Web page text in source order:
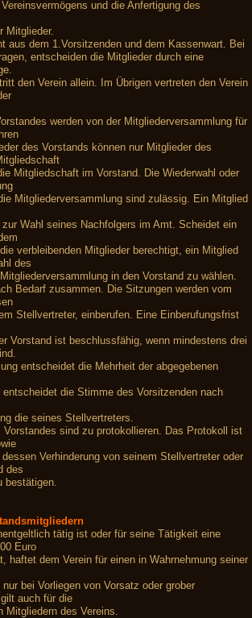
und die Anfertigung des
Mitglieder.
aus dem 1.Vorsitzenden und dem Kassenwart. Bei
entscheiden die Mitglieder durch eine
den Verein allein. Im Übrigen vertreten den Verein
werden von der Mitgliederversammlung für
des Vorstands können nur Mitglieder des
Mitgliedschaft im Vorstand. Die Wiederwahl oder
Mitgliederversammlung sind zulässig. Ein Mitglied
Wahl seines Nachfolgers im Amt. Scheidet ein
verbleibenden Mitglieder berechtigt, ein Mitglied
des
in den Vorstand zu wählen.
Bedarf zusammen. Die Sitzungen werden vom
Stellvertreter, einberufen. Eine Einberufungsfrist
Vorstand ist beschlussfähig, wenn mindestens drei
entscheidet die Mehrheit der abgegebenen
die Stimme des Vorsitzenden nach
die seines Stellvertreters.
sind zu protokollieren. Das Protokoll ist
Verhinderung von seinem Stellvertreter oder
des
bestätigen.
tätig ist oder für seine Tätigkeit eine
Euro
haftet dem Verein für einen in Wahrnehmung seiner
bei Vorliegen von Vorsatz oder grober
auch für die
Mitgliedern des Vereins.